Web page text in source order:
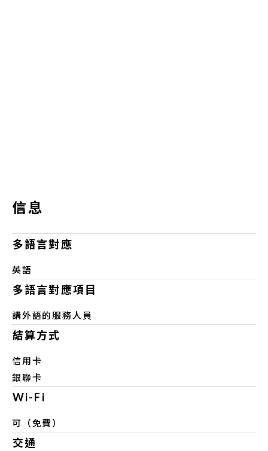
信息
多語言對應
英語
多語言對應項目
講外語的服務人員
結算方式
信用卡
銀聯卡
Wi-Fi
可（免費）
交通